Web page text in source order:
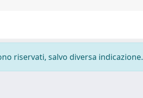
riservati, salvo diversa indicazione.